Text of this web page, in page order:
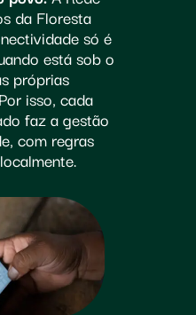
da Floresta
só é
está sob o
próprias
isso, cada
faz a gestão
com regras